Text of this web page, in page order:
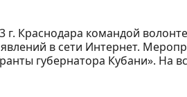
г. Краснодара командой
в сети Интернет.
губернатора Кубани». На